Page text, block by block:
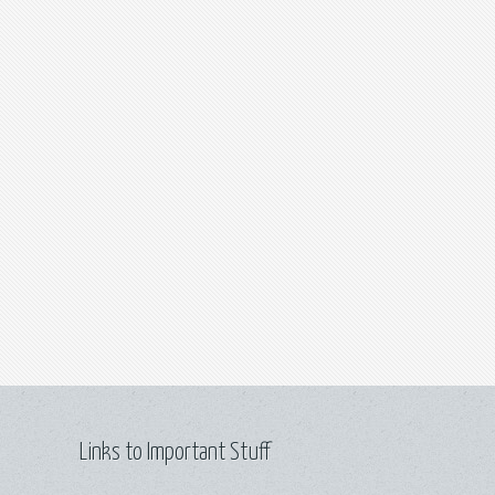
Links to Important Stuff